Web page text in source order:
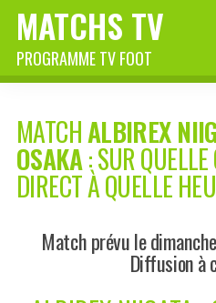
MATCHS TV
PROGRAMME TV FOOT
MATCHALBIREX
OSAKA: SUR QUELLE
DIRECT À QUELLE
Match prévu le
Diffusion à